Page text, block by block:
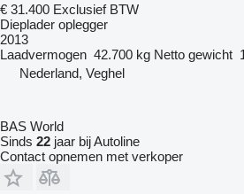
€ 31.400 Exclusief BTW
Dieplader oplegger
2013
Laadvermogen 42.700 kg Netto gewicht
Nederland, Veghel
BAS World
Sinds 22 jaar bij Autoline
Contact opnemen met verkoper